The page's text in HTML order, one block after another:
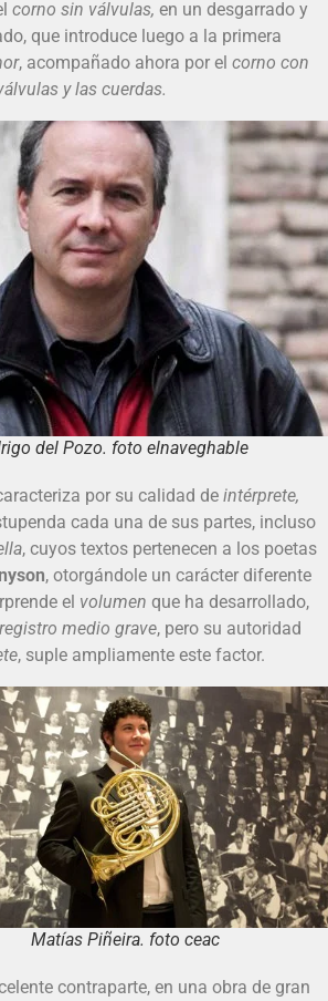
corno sin válvulas, en un desgarrado y
que introduce luego a la primera
, acompañado ahora por el corno con
y las cuerdas.
del Pozo. foto elnaveghable
por su calidad de intérprete,
cada una de sus partes, incluso
, cuyos textos pertenecen a los poetas
, otorgándole un carácter diferente
el volumen que ha desarrollado,
registro medio grave, pero su autoridad
, suple ampliamente este factor.
Matías Piñeira. foto ceac
contraparte, en una obra de gran